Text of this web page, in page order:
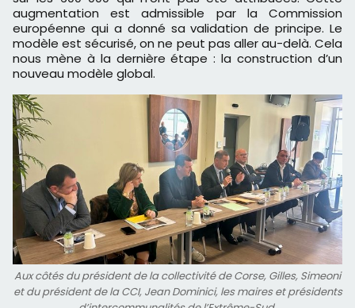
augmentation est admissible par la Commission
européenne qui a donné sa validation de principe. Le
modèle est sécurisé, on ne peut pas aller au-delà. Cela
nous mène à la dernière étape : la construction d’un
nouveau modèle global.
Aux côtés du président de la collectivité de Corse, Gilles, Simeoni
et du président de la CCI, Jean Dominici, les maires et présidents